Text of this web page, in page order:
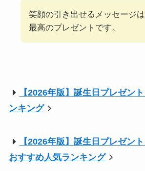
笑顔の引き出せるメッセージは
最高のプレゼントです。
【2026年版】誕生日プレゼン
ンキング
【2026年版】誕生日プレゼン
おすすめ人気ランキング